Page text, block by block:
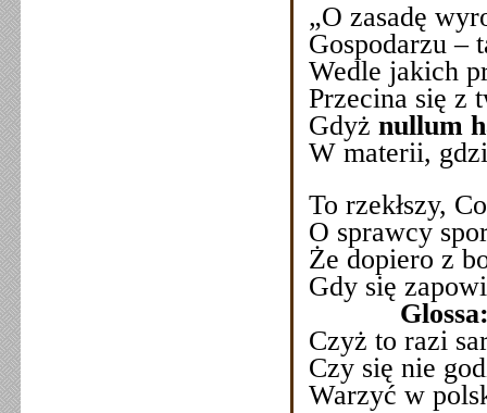
„O zasadę
Gospodarzu –
Wedle jakich
Przecina się z
Gdyż nullum
W materii,
To rzekłszy,
O sprawcy
Że dopiero z
Gdy się
Czyż to razi
Czy się nie
Warzyć w